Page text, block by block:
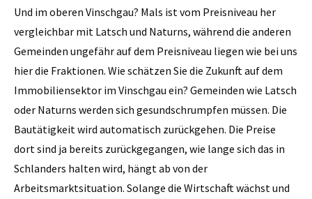
Und im oberen Vinschgau? Mals ist vom Preisniveau her
vergleichbar mit Latsch und Naturns, während die anderen
Gemeinden ungefähr auf dem Preisniveau liegen wie bei uns
hier die Fraktionen. Wie schätzen Sie die Zukunft auf dem
Immobiliensektor im Vinschgau ein? Gemeinden wie Latsch
oder Naturns werden sich gesundschrumpfen müssen. Die
Bautätigkeit wird automatisch zurückgehen. Die Preise
dort sind ja bereits zurückgegangen, wie lange sich das in
Schlanders halten wird, hängt ab von der
Arbeitsmarktsituation. Solange die Wirtschaft wächst und